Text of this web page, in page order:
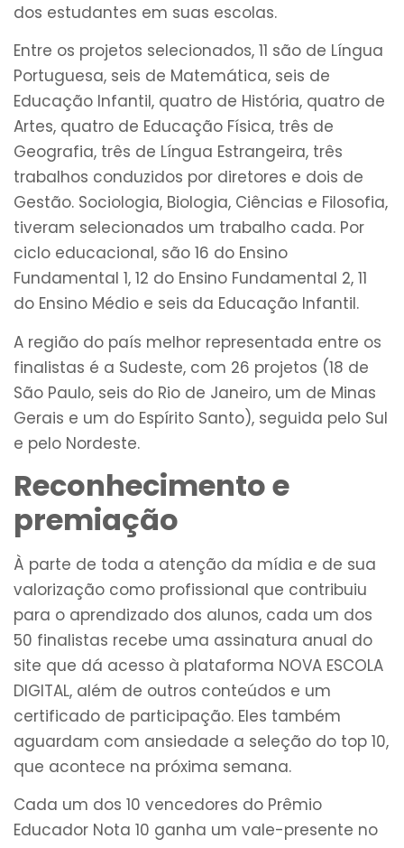
dos estudantes em suas escolas.
Entre os projetos selecionados, 11 são de Língua
Portuguesa, seis de Matemática, seis de
Educação Infantil, quatro de História, quatro de
Artes, quatro de Educação Física, três de
Geografia, três de Língua Estrangeira, três
trabalhos conduzidos por diretores e dois de
Gestão. Sociologia, Biologia, Ciências e Filosofia,
tiveram selecionados um trabalho cada. Por
ciclo educacional, são 16 do Ensino
Fundamental 1, 12 do Ensino Fundamental 2, 11
do Ensino Médio e seis da Educação Infantil.
A região do país melhor representada entre os
finalistas é a Sudeste, com 26 projetos (18 de
São Paulo, seis do Rio de Janeiro, um de Minas
Gerais e um do Espírito Santo), seguida pelo Sul
e pelo Nordeste.
Reconhecimento e
premiação
À parte de toda a atenção da mídia e de sua
valorização como profissional que contribuiu
para o aprendizado dos alunos, cada um dos
50 finalistas recebe uma assinatura anual do
site que dá acesso à plataforma NOVA ESCOLA
DIGITAL, além de outros conteúdos e um
certificado de participação. Eles também
aguardam com ansiedade a seleção do top 10,
que acontece na próxima semana.
Cada um dos 10 vencedores do Prêmio
Educador Nota 10 ganha um vale-presente no